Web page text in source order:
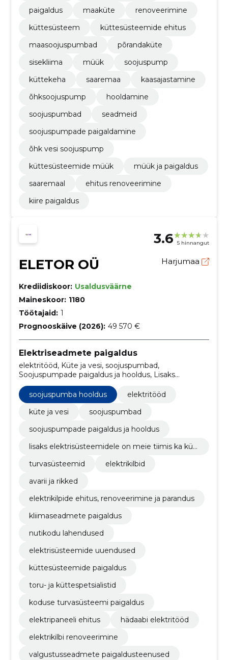
paigaldus
maaküte
renoveerimine
küttesüsteem
küttesüsteemide ehitus
maasoojuspumbad
põrandaküte
sisekliima
müük
soojuspump
küttekeha
saaremaa
kaasajastamine
õhksoojuspump
hooldamine
soojuspumbad
seadmeid
soojuspumpade paigaldamine
õhk vesi soojuspump
küttesüsteemide müük
müük ja paigaldus
saaremaal
ehitus renoveerimine
kiire paigaldus
3.6 5 hinnangut
ELETOR OÜ Harjumaa
Krediidiskoor: Usaldusväärne
Maineskoor: 1180
Töötajaid: 1
Prognooskäive (2026): 49 570 €
Elektriseadmete paigaldus
elektritööd, Küte ja vesi, soojuspumbad,
Soojuspumpade paigaldus ja hooldus, Lisaks
elektrisüsteemidele on meie tiimis ka kütte- ja vee
spetsialistid, turvasüsteemid, Elektrikilbid, Avarii ja
rikked, Elektrikilpide ehitus, renoveerimine ja
parandus, soojuspumba hooldus
soojuspumba hooldus
elektritööd
küte ja vesi
soojuspumbad
soojuspumpade paigaldus ja hooldus
lisaks elektrisüsteemidele on meie tiimis ka kütt
turvasüsteemid
elektrikilbid
avarii ja rikked
elektrikilpide ehitus, renoveerimine ja parandus
kliimaseadmete paigaldus
nutikodu lahendused
elektrisüsteemide uuendused
küttesüsteemide paigaldus
toru- ja küttespetsialistid
koduse turvasüsteemi paigaldus
elektripaneeli ehitus
hädaabi elektritööd
elektrikilbi renoveerimine
valgustusseadmete paigaldusteenused